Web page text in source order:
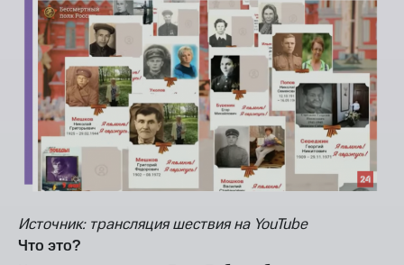
Источник: трансляция шествия на YouTube
Что это?